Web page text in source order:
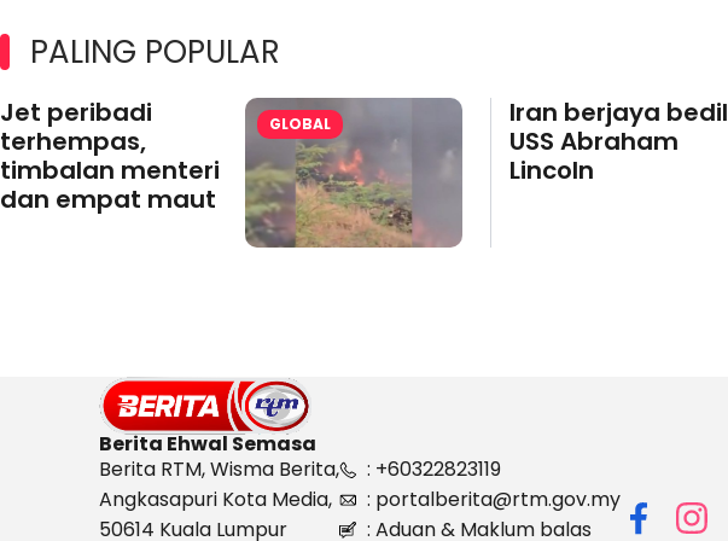
PALING POPULAR
Jet peribadi
terhempas,
timbalan menteri
dan empat maut
GLOBAL
Iran berjaya bedil
USS Abraham
Lincoln
Berita Ehwal Semasa
Berita RTM, Wisma Berita,
Angkasapuri Kota Media,
50614 Kuala Lumpur
: +60322823119
: portalberita@rtm.gov.my
: Aduan & Maklum balas